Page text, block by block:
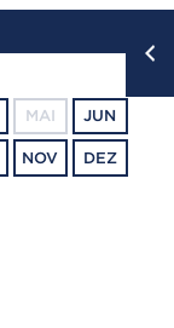
MAI JUN
NOV DEZ